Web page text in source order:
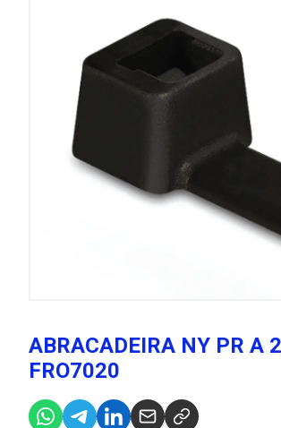
ABRACADEIRA NY PR A
FRO7020